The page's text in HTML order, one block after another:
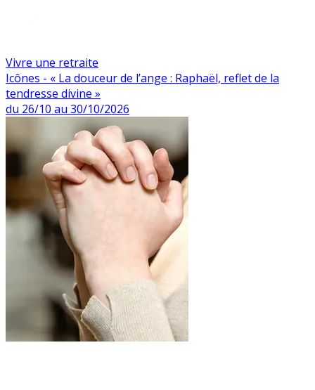
Vivre une retraite
Icônes - « La douceur de l’ange : Raphaël, reflet de la
tendresse divine »
du 26/10 au 30/10/2026